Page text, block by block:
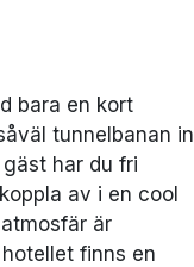
bara en kort
tunnelbanan in
har du fri
av i en cool
är
finns en